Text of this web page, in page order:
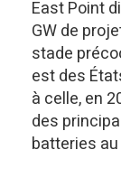
East Point
GW de
stade
est des
à celle, en
des
batteries